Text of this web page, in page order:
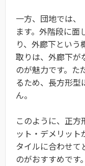
一方、団地では、
ます。外階段に面
り、外廊下とい
取りは、外廊下が
のが魅力です。た
るため、長方形型
ん。
このように、正方
ット・デメリッ
タイルに合わせて
のがおすすめです。